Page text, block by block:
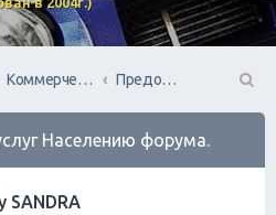
Коммерческий Отдел. Официальное расположение платной РЕКЛАМЫ.
Предоставление услуг Населению форума.
П
Населению форума.